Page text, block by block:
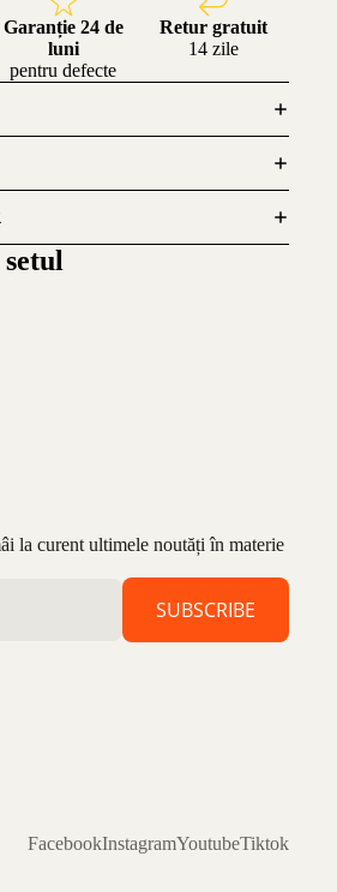
Garanție 24 de
luni
pentru defecte
Retur gratuit
14 zile
la curent ultimele noutăți în materie
SUBSCRIBE
FacebookInstagramYoutubeTiktok